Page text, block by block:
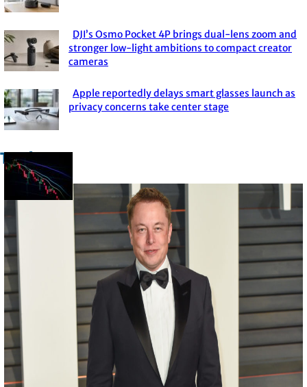
Section
Heading
DJI’s Osmo Pocket 4P brings dual-lens zoom and
stronger low-light ambitions to compact creator
cameras
Section
Apple reportedly delays smart glasses launch as
privacy concerns take center stage
Trade